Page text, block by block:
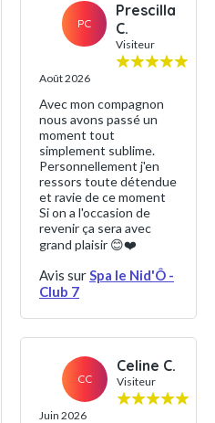
PC
Prescilla
C.
Visiteur
Août 2026
Avec mon compagnon
nous avons passé un
moment tout
simplement sublime.
Personnellement j'en
ressors toute détendue
et ravie de ce moment
Si on a l'occasion de
revenir ça sera avec
grand plaisir 😊❤️
Avis surSpa le Nid'Ô -
Club 7
CC
Celine C.
Visiteur
Juin 2026